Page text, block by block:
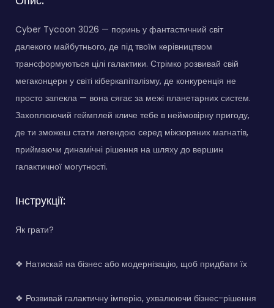
Cyber Tycoon 3026 — поринь у фантастичний світ
далекого майбутнього, де під твоїм керівництвом
трансформуються цілі галактики. Стрімко розвивай свій
мегаконцерн у світі кіберкапіталізму, де конкуренція не
просто запекла — вона сягає за межі планетарних систем.
Захоплюючий геймплей кличе тебе в неймовірну пригоду,
де ти зможеш стати легендою серед міжзоряних магнатів,
приймаючи динамічні рішення на шляху до вершин
галактичної могутності.
Інструкції:
Як грати?
❖ Натискай на бізнес або модернізацію, щоб придбати їх
❖ Розвивай галактичну імперію, ухвалюючи бізнес-рішення